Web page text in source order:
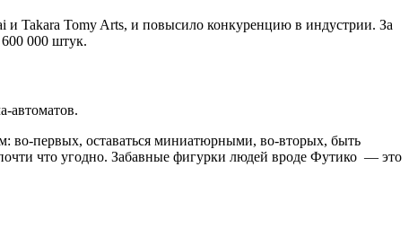
и Takara Tomy Arts, и повысило конкуренцию в индустрии. За
000 штук.
автоматов.
во-первых, оставаться миниатюрными, во-вторых, быть
что угодно. Забавные фигурки людей вроде Футико — это